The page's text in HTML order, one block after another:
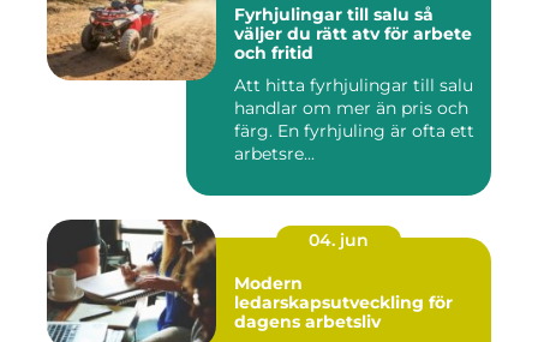
Fyrhjulingar till salu så
väljer du rätt atv för arbete
och fritid
Att hitta fyrhjulingar till salu
handlar om mer än pris och
färg. En fyrhjuling är ofta ett
arbetsre...
04. jun
Modern
ledarskapsutveckling för
dagens arbetsliv